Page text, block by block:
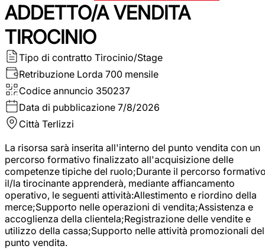
ADDETTO/A VENDITA
TIROCINIO
Tipo di contratto Tirocinio/Stage
Retribuzione Lorda 700 mensile
Codice annuncio 350237
Data di pubblicazione 7/8/2026
Città Terlizzi
La risorsa sarà inserita all'interno del punto vendita con un
percorso formativo finalizzato all'acquisizione delle
competenze tipiche del ruolo;Durante il percorso
il/la tirocinante apprenderà, mediante affiancamento
operativo, le seguenti attività:Allestimento e riordino della
merce;Supporto nelle operazioni di vendita;Assistenza e
accoglienza della clientela;Registrazione delle vendite e
utilizzo della cassa;Supporto nelle attività promozionali del
punto vendita.